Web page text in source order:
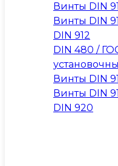
Винты DIN
Винты DIN
DIN 912
DIN 480 /
Винты DIN
Винты DIN
DIN 920